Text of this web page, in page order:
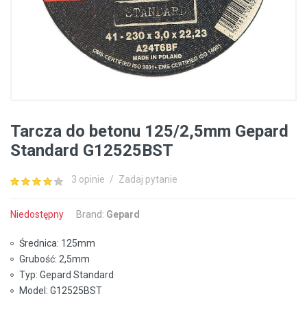
Tarcza do betonu 125/2,5mm Gepard
Standard G12525BST
3 opinie / Zadaj pytanie
Niedostępny Brand: Gepard
Średnica: 125mm
Grubość: 2,5mm
Typ: Gepard Standard
Model: G12525BST